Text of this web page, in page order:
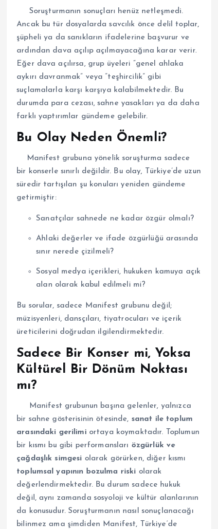
Soruşturmanın sonuçları henüz netleşmedi.
Ancak bu tür dosyalarda savcılık önce delil toplar,
şüpheli ya da sanıkların ifadelerine başvurur ve
ardından dava açılıp açılmayacağına karar verir.
Eğer dava açılırsa, grup üyeleri “genel ahlaka
aykırı davranmak” veya “teşhircilik” gibi
suçlamalarla karşı karşıya kalabilmektedir. Bu
durumda para cezası, sahne yasakları ya da daha
farklı yaptırımlar gündeme gelebilir.
Bu Olay Neden Önemli?
Manifest grubuna yönelik soruşturma sadece
bir konserle sınırlı değildir. Bu olay, Türkiye’de uzun
süredir tartışılan şu konuları yeniden gündeme
getirmiştir:
Sanatçılar sahnede ne kadar özgür olmalı?
Ahlaki değerler ve ifade özgürlüğü arasında
sınır nerede çizilmeli?
Sosyal medya içerikleri, hukuken kamuya açık
alan olarak kabul edilmeli mi?
Bu sorular, sadece Manifest grubunu değil;
müzisyenleri, dansçıları, tiyatrocuları ve içerik
üreticilerini doğrudan ilgilendirmektedir.
Sadece Bir Konser mi, Yoksa
Kültürel Bir Dönüm Noktası
mı?
Manifest grubunun başına gelenler, yalnızca
bir sahne gösterisinin ötesinde, sanat ile toplum
arasındaki gerilimiortaya koymaktadır. Toplumun
bir kısmı bu gibi performansları özgürlük ve
çağdaşlık simgesi olarak görürken, diğer kısmı
toplumsal yapının bozulma riski olarak
değerlendirmektedir. Bu durum sadece hukuk
değil, aynı zamanda sosyoloji ve kültür alanlarının
da konusudur. Soruşturmanın nasıl sonuçlanacağı
bilinmez ama şimdiden Manifest, Türkiye’de